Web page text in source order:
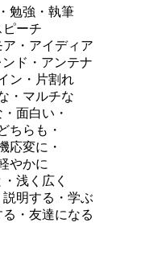
勉強・執筆
ーチ
・アイディア
ド・アンテナ
ン・片割れ
・マルチな
面白い・
ちらも・
応変に・
やかに
浅く広く
明する・学ぶ
・友達になる